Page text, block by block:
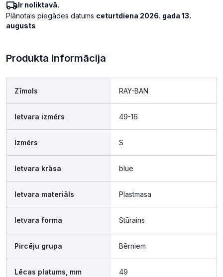
Ir noliktavā.
Plānotais piegādes datums ceturtdiena 2026. gada 13.
augusts
Produkta informācija
Zīmols RAY-BAN
Ietvara izmērs 49-16
Izmērs S
Ietvara krāsa blue
Ietvara materiāls Plastmasa
Ietvara forma Stūrains
Pircēju grupa Bērniem
Lēcas platums, mm 49